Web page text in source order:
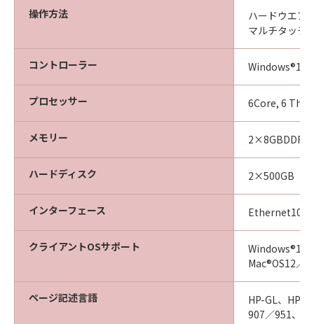
操作方法
ハードウエア
マルチタッチ
コントローラー Windows®10
プロセッサー 6Core, 6
メモリー 2×8GBDDR4
ハードディスク 2×500GB
インターフェース
クライアントOSサポート
Windows®10
Mac®OS12／
ページ記述言語
HP-GL、HP-
907／951、